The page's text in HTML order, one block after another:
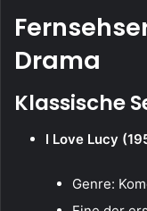
Drama
Klassische
I Love Lucy
Genre: